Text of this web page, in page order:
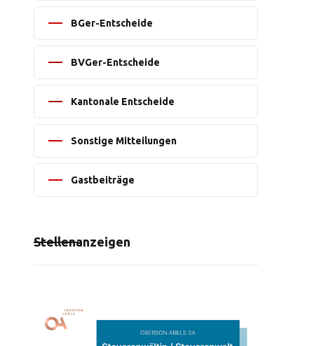
BGer-Entscheide
BVGer-Entscheide
Kantonale Entscheide
Sonstige Mitteilungen
Gastbeiträge
Stellenanzeigen